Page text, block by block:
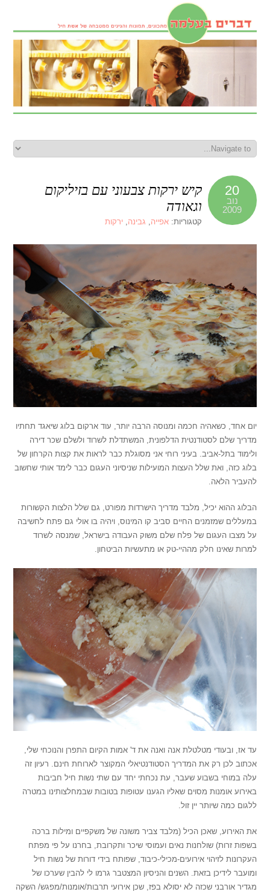
20
נוב
2009
קיש ירקות צבעוני עם בזיליקום
וגאודה
קטגוריות:אפייה, גבינה,ירקות
יום אחד, כשאהיה חכמה ומנוסה הרבה יותר, עוד ארקום בלוג שיאגד תחתיו
מדריך שלם לסטודנטית הדלפונית, המשתדלת לשרוד ולשלם שכר דירה
ולימוד בתל-אביב. בעיני רוחי אני מסוגלת כבר לראות את קצות הקרחון של
בלוג כזה, ואת שלל העצות המועילות שניסיוני העגום כבר לימד אותי שחשוב
להעביר הלאה.
הבלוג ההוא יכיל, מלבד מדריך הישרדות מפורט, גם שלל הלצות הקשורות
במעללים שמזמנים החיים סביב קו המינוס, ויהיה בו אולי גם פתח לחשיבה
על מצבו העגום של פלח שלם משוק העבודה בישראל, שמנסה לשרוד
למרות שאינו חלק מההיי-טק או מתעשיות הביטחון.
עד אז, ובעודי מטלטלת אנה ואנה את ד' אמות הקיום התפרן והנוכחי שלי,
אכתוב לכן רק את המדריך הסטודנטיאלי המקוצר לארוחת חינם. רעיון זה
עלה במוחי בשבוע שעבר, עת נכחתי יחד עם שתי נשות חיל חביבות
באירוע אומנות מסוים שאליו הגענו עטופות בטובות שבמחלצותינו במטרה
ללגום כמה שיותר יין זול.
את האירוע, שאכן הכיל (מלבד צביר משונה של משקפיים ומילות ברכה
בשפות זרות) שולחנות נאים ועמוסי שיכר ותקרובת, בחרנו על פי מפתח
העקרונות לזיהוי אירועים-מכילי-כיבוד, שפותח בידי דורות של נשות חיל
ומועבר לידיכן בזאת. השנים והניסיון המצטבר גרמו לי להבין שערכו של
מגדיר אורבני שכזה לא יסולא בפז, שכן אירועי תרבות/אומנות/מפגש/ השקה